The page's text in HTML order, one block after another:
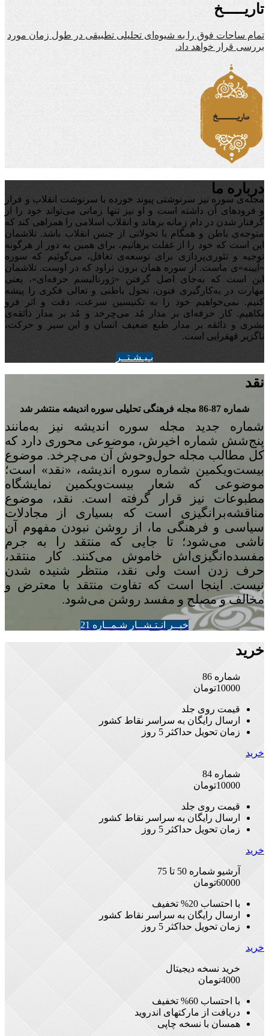
تاریـــــخ
تمام ساحات فوق را به شیوه‌ای تحلیلی تطبیقی در طول زمان مورد
بررسی قرار خواهد داد.
درباره ما
مجله‌ی سوره نیز سرنوشتی پیوند خورده با سرنوشت انقلاب و فراز
و فرودهای آن داشته است و او نیز تنها زمانی می‌تواند خود را از
گرفتار شدن در دام زمانه برهاند و انقلاب اسلامی را همراهی کند که
متوجه‌ی باطن و همگام با تحولاتی از جنس انقلاب باشد. تلاشمان
این است که خود را از غفلت برهانیم، برای همین به دور از هرگونه
توجیه‌ و تئوری‌پردازی برای توسعه‌ی تغافل،‌ می‌گوئیم که سوره
«آیینه‌»ی ماست. از سوره همان برون تراود که در اوست. تلاشمان
این است که به‌جای اصل گرفتن «ژورنالیسم حرفه‌ای»، یعنی
مهارت در به‌کارگیری فنون، تحول باطنی و تعالی فکری را پیشه
کنیم. نمی‌خواهیم خود را به تکنیسین سرعت، دقت و اثر فرو
بکاهیم. کار حرفه‌ای بر مدار مُد می‌چرخد و مُد بر مدار ذائقه‌ی
بشری و ذائقه بر مدار طبع ضعیف انسان و این سیر و حرکت،
ناگزیر قهقرایی است.
بـيـشـتــر
نقد
شماره 87-86 مجله‌ فرهنگی تحلیلی سوره‌ اندیشه منتشر شد
شماره‌ جدید مجله سوره اندیشه نیز به‌مانند
پنجشش شماره‌ اخیرش، موضوعی محوری دارد که
کل مطالب مجله حول‌وحوش آن می‌چرخد. موضوع
بیست‌ویکمین شماره‌ سوره‌ اندیشه، «نقد» است؛
موضوعی که شعار بیست‌ویکمین نمایشگاه
مطبوعات نیز قرار گرفته است. نقد، موضوع
مناقشه‌برانگیزی است که بسیاری از مجادلات
سیاسی و فرهنگی ما، از روشن نبودن مفهوم آن
ناشی می‌شود؛ تا جایی که منتقد را به جرم
مفسده‌انگیزی‌اش خاموش می‌کنند. کار منتقد،
حرف زدن است ولی نقد، منتظر شنیده شدن
نیست. اینجا است که تفاوت منتقد با معترض و
مخالف و مصلح و مفسد روشن می‌شود.
خبــر انـتـشــار شـمــاره 21
خرید
شماره 86
10000تومان
قیمت روی جلد
ارسال رایگان به سراسر نقاط کشور
زمان تحویل حداکثر 5 روز
خرید
شماره 84
10000تومان
قیمت روی جلد
ارسال رایگان به سراسر نقاط کشور
زمان تحویل حداکثر 5 روز
خرید
آرشیو شماره 50 تا 75
60000تومان
با احتساب 20% تخفیف
ارسال رایگان به سراسر نقاط کشور
زمان تحویل حداکثر 5 روز
خرید
خرید نسخه دیجیتال
4000تومان
با احتساب 60% تخفیف
دریافت از مارکتهای اندروید
همسان با نسخه چاپی